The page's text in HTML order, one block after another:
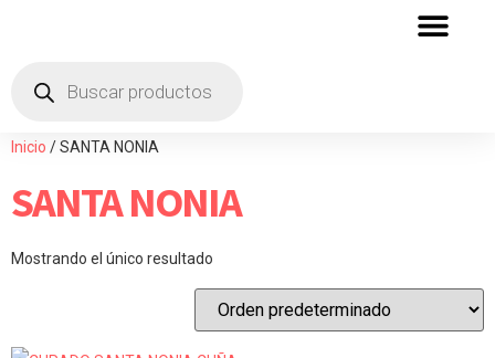
Inicio / SANTA NONIA
SANTA NONIA
Mostrando el único resultado